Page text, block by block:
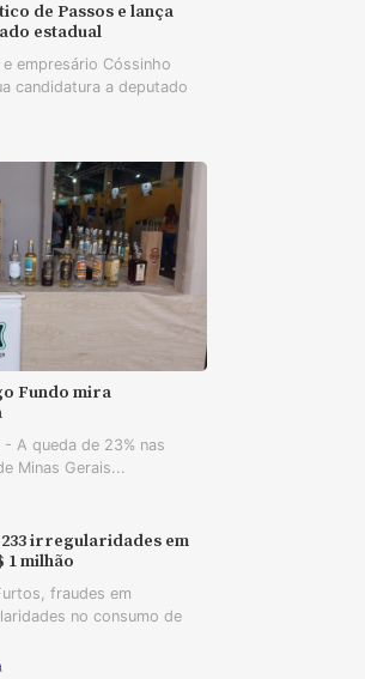
de Passos e lança
estadual
empresário Cóssinho
candidatura a deputado
Fundo mira
- A queda de 23% nas
Minas Gerais...
irregularidades em
1 milhão
fraudes em
no consumo de